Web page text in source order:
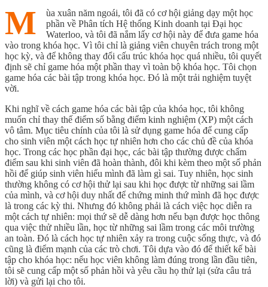
M
ùa xuân năm ngoái, tôi đã có cơ hội giảng dạy một học
phần về Phân tích Hệ thống Kinh doanh tại Đại học
Waterloo, và tôi đã nắm lấy cơ hội này để đưa game hóa
vào trong khóa học. Vì tôi chỉ là giảng viên chuyên trách trong một
học kỳ, và để không thay đổi cấu trúc khóa học quá nhiều, tôi quyết
định sẽ chỉ game hóa một phần thay vì toàn bộ khóa học. Tôi chọn
game hóa các bài tập trong khóa học. Đó là một trải nghiệm tuyệt
vời.
Khi nghĩ về cách game hóa các bài tập của khóa học, tôi không
muốn chỉ thay thế điểm số bằng điểm kinh nghiệm (XP) một cách
vô tâm. Mục tiêu chính của tôi là sử dụng game hóa để cung cấp
cho sinh viên một cách học tự nhiên hơn cho các chủ đề của khóa
học. Trong các học phần đại học, các bài tập thường được chấm
điểm sau khi sinh viên đã hoàn thành, đôi khi kèm theo một số phản
hồi để giúp sinh viên hiểu mình đã làm gì sai. Tuy nhiên, học sinh
thường không có cơ hội thử lại sau khi học được từ những sai lầm
của mình, và cơ hội duy nhất để chứng minh thứ mình đã học được
là trong các kỳ thi. Nhưng đó không phải là cách việc học diễn ra
một cách tự nhiên: mọi thứ sẽ dễ dàng hơn nếu bạn được học thông
qua việc thử nhiều lần, học từ những sai lầm trong các môi trường
an toàn. Đó là cách học tự nhiên xảy ra trong cuộc sống thực, và đó
cũng là điểm mạnh của các trò chơi. Tôi dựa vào đó để thiết kế bài
tập cho khóa học: nếu học viên không làm đúng trong lần đầu tiên,
tôi sẽ cung cấp một số phản hồi và yêu cầu họ thử lại (sửa câu trả
lời) và gửi lại cho tôi.